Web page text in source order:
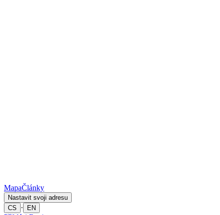
MapaČlánky
Nastavit svoji adresu
CS
· EN